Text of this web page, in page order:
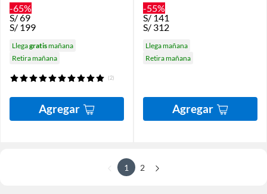
-65%
S/69
S/ 199
Llegagratismañana
Retira mañana
(2)
Agregar
-55%
S/ 141
S/ 312
Llega mañana
Retira mañana
Agregar
1 2